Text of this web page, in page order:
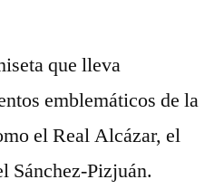
que lleva
emblemáticos de la
el Real Alcázar, el
Sánchez-Pizjuán.